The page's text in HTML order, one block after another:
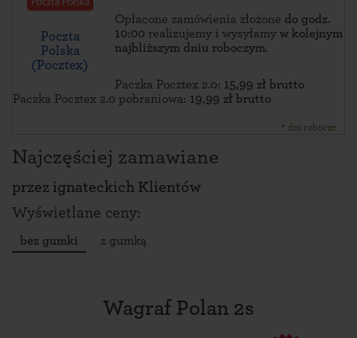
Poczta
Polska
(Pocztex)
Opłacone zamówienia złożone do godz.
10:00 realizujemy i wysyłamy w kolejnym
najbliższym dniu roboczym.
Paczka Pocztex 2.0: 15,99 zł brutto
Paczka Pocztex 2.0 pobraniowa: 19,99 zł brutto
* dni robocze
Najczęściej zamawiane
przez ignateckich Klientów
Wyświetlane ceny:
bez gumki z gumką
Wagraf Polan 2s